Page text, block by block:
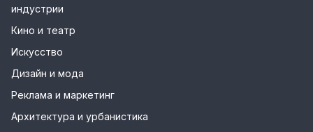
индустрии
Кино и театр
Искусство
Дизайн и мода
Реклама и маркетинг
Архитектура и урбанистика